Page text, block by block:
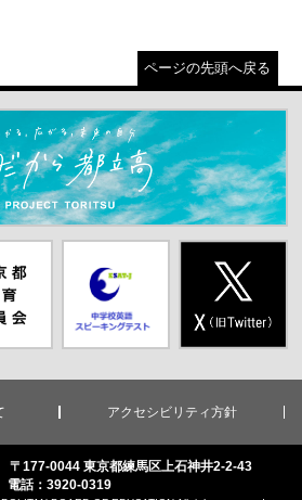
ページの先頭へ戻る
ンドウが開きます）
ウイ
開き
ピーキングテ
スト（別ウイ
ンドウが開き
（別ウインド
ウが開きま
す）
アクセシビリティ方針
〒177-0044 東京都練馬区上石神井2-2-43
電話：3920-0319